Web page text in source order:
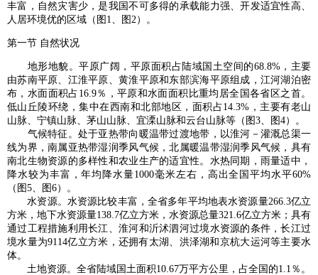
丰富，自然灾害少，是我国不可多得的承载能力强、开发适宜性高、
人居环境优的区域（图1、图2）。
第一节 自然状况
地形地貌。平原广阔，平原面积占陆域国土空间的68.8%，主要
由苏南平原、江淮平原、黄淮平原和东部滨海平原组成，江河湖泊密
布，水面面积占16.9％，平原和水面面积比重均居全国各省区之首。
低山丘陵环绕，集中在西南和北部地区，面积占14.3%，主要有老山
山脉、宁镇山脉、茅山山脉、宜溧山脉和云台山脉等（图3、图4）。
气候特征。处于亚热带向暖温带过渡地带，以淮河－灌溉总渠一
线为界，南属亚热带湿润季风气候，北属暖温带湿润季风气候，具有
南北生物资源的多样性和农业生产的适宜性。水热同期，雨量适中，
降水较为丰富，年均降水量1000毫米左右，高出全国平均水平60%
（图5、图6）。
水资源。水资源比较丰富，全省多年平均地表水资源量266.3亿立
方米，地下水资源量138.7亿立方米，水资源总量321.6亿立方米；具有
通过工程措施利用长江、淮河和沂沭泗河过境水资源的条件，长江过
境水量为9114亿立方米，还拥有太湖、洪泽湖和京杭大运河等主要水
体。
土地资源。全省陆域国土面积10.67万平方公里，占全国的1.1％。